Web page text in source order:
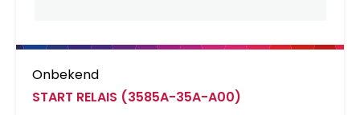
Onbekend
START RELAIS (3585A-35A-A00)